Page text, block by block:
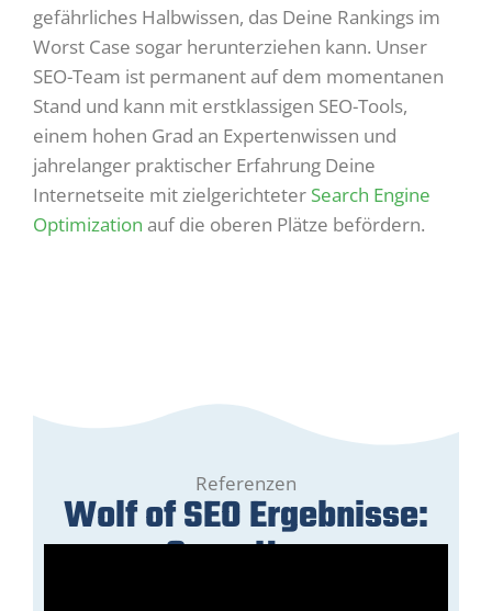
gefährliches Halbwissen, das Deine Rankings im
Worst Case sogar herunterziehen kann. Unser
SEO-Team ist permanent auf dem momentanen
Stand und kann mit erstklassigen SEO-Tools,
einem hohen Grad an Expertenwissen und
jahrelanger praktischer Erfahrung Deine
Internetseite mit zielgerichteter Search Engine
Optimization auf die oberen Plätze befördern.
Referenzen
Wolf of SEO Ergebnisse:
GreenHero